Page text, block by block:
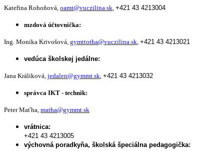
Kateřina Rohoňová, oamt@vuczilina.sk +421 43 4213004
mzdová účtovníčka:
Ing. Monika Krivošová, gymttotha@vuczilina.sk +421 43 4213021
vedúca školskej jedálne:
Jana Králiková, jedalen@gymmt.sk +421 43 4213032
správca IKT - technik:
Peter Maťha, matha@gymmt.sk
vrátnica:
+421 43 4213005
výchovná poradkyňa, školská špeciálna pedagogička: